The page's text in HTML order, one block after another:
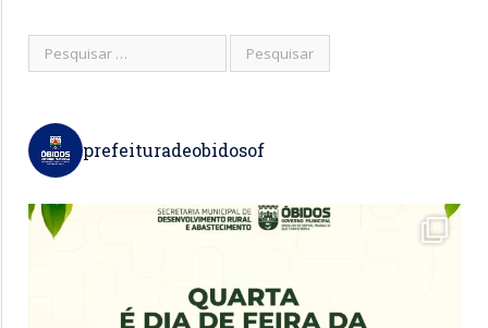
prefeituradeobidosof